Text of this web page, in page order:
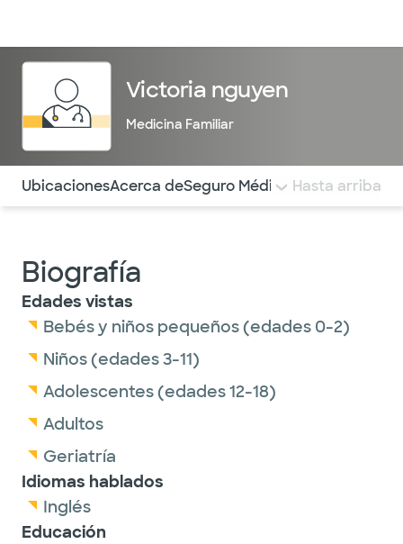
Victoria nguyen
Medicina Familiar
Utilice esta navegación para saltar rápidamente a
UbicacionesAcerca deSeguro Médico COMENTARIOS
Hasta arriba
Biografía
Edades vistas
Bebés y niños pequeños (edades 0-2)
Niños (edades 3-11)
Adolescentes (edades 12-18)
Adultos
Geriatría
Idiomas hablados
Inglés
Educación